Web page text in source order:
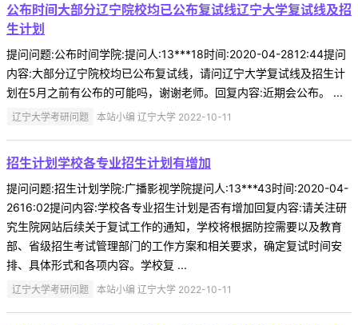
公布时间大部分辽宁院校均已公布复试线辽宁大学复试线及招
生计划
提问问题:公布时间学院:提问人:13***18时间:2020-04-2812:44提问
内容:大部分辽宁院校均已公布复试线，请问辽宁大学复试线及招生计
划在5月之前有公布的可能吗，谢谢老师。回复内容:近期会公布。 ...
辽宁大学考研问题 本站小编 辽宁大学 2022-10-11
招生计划学校各专业招生计划有增加
提问问题:招生计划学院:广播影视学院提问人:13***43时间:2020-04-
2616:02提问内容:学校各专业招生计划是否有增加回复内容:请关注研
究生院网站后续关于复试工作的通知，学校将根据防控需要以及教育
部、省级招生考试管理部门的工作方案和相关要求，确定复试时间安
排、具体形式和各项内容。学校复 ...
辽宁大学考研问题 本站小编 辽宁大学 2022-10-11